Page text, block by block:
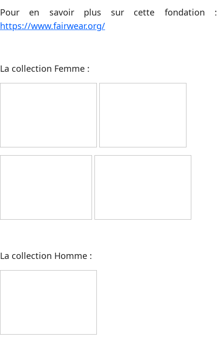
Pour en savoir plus sur cette fondation :
https://www.fairwear.org/
La collection Femme :
La collection Homme :